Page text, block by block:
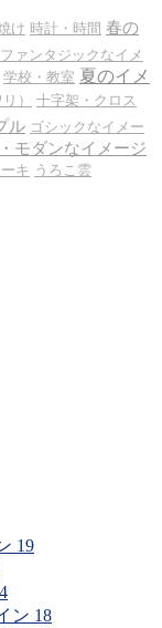
け 時計・時間 春の
ァンタジックなイメ
学校・教室 夏のイメ
）
十字架・クロス
ル ゴシックなイメー
モダンなイメージ
キ うろこ雲
19
4
ン 18